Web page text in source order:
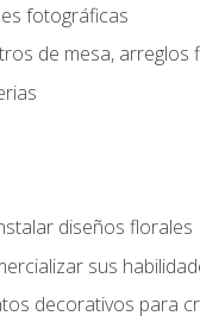
fotográficas
de mesa,
diseños florales
sus
decorativos para